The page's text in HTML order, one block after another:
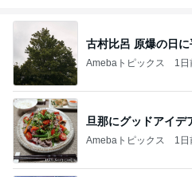
古村比呂 原爆の日
Amebaトピックス 1日
旦那にグッドアイデ
Amebaトピックス 1日